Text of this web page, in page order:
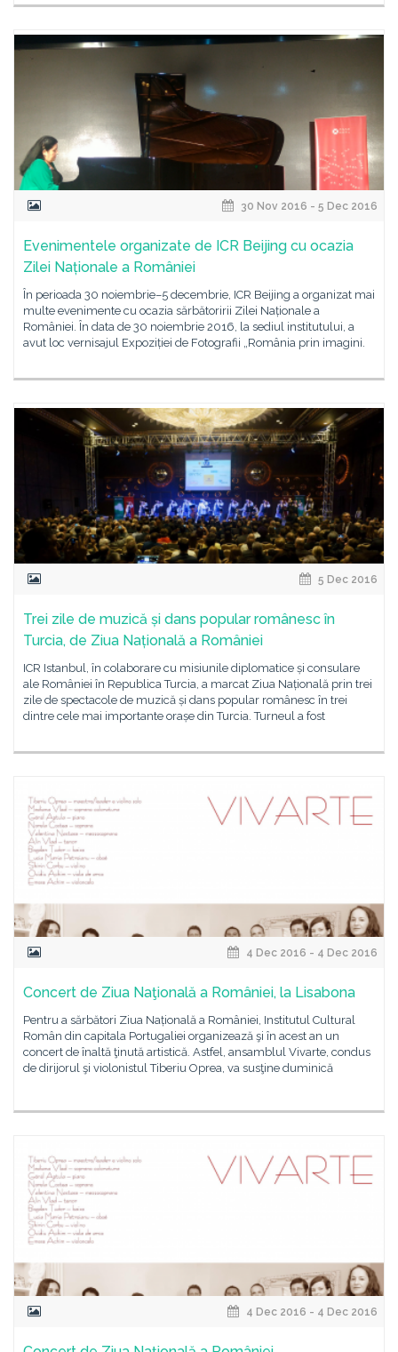
30 Nov 2016 - 5 Dec 2016
Evenimentele organizate de ICR Beijing cu ocazia
Zilei Naționale a României
În perioada 30 noiembrie–5 decembrie, ICR Beijing a organizat mai
multe evenimente cu ocazia sărbătoririi Zilei Naționale a
României. În data de 30 noiembrie 2016, la sediul institutului, a
avut loc vernisajul Expoziției de Fotografii „România prin imagini.
5 Dec 2016
Trei zile de muzică și dans popular românesc în
Turcia, de Ziua Națională a României
ICR Istanbul, în colaborare cu misiunile diplomatice și consulare
ale României în Republica Turcia, a marcat Ziua Națională prin trei
zile de spectacole de muzică și dans popular românesc în trei
dintre cele mai importante orașe din Turcia. Turneul a fost
4 Dec 2016 - 4 Dec 2016
Concert de Ziua Naţională a României, la Lisabona
Pentru a sărbători Ziua Națională a României, Institutul Cultural
Român din capitala Portugaliei organizează şi în acest an un
concert de înaltă ţinută artistică. Astfel, ansamblul Vivarte, condus
de dirijorul şi violonistul Tiberiu Oprea, va susţine duminică
4 Dec 2016 - 4 Dec 2016